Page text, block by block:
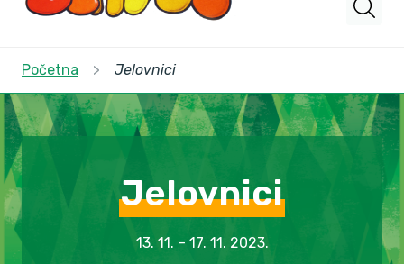
Početna > Jelovnici
Jelovnici
13. 11. – 17. 11. 2023.